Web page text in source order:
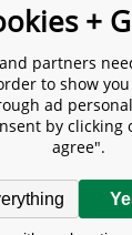
Ecommerce
+
partners
to show
ad
by clicking
agree".